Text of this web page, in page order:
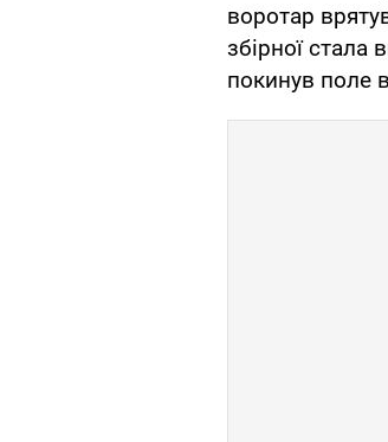
воротар
збірної стала
покинув поле